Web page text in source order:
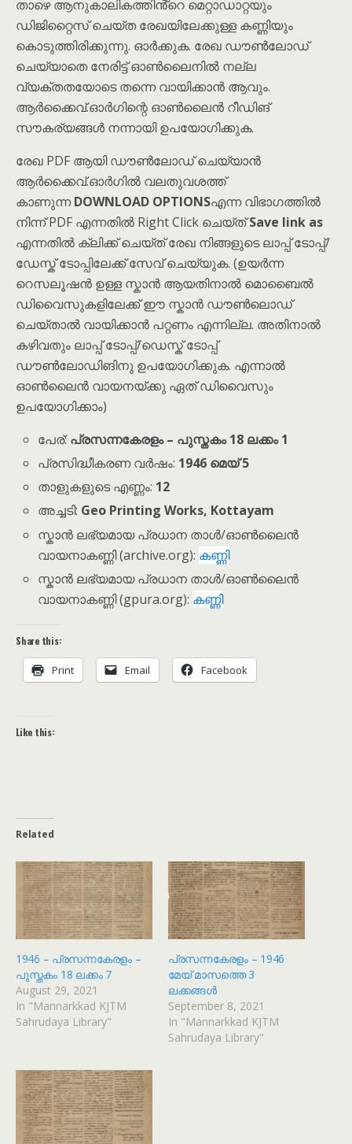
താഴെ ആനുകാലികത്തിൻ്റെ മെറ്റാഡാറ്റയും
ഡിജിറ്റൈസ് ചെയ്ത രേഖയിലേക്കുള്ള കണ്ണിയും
കൊടുത്തിരിക്കുന്നു. ഓർക്കുക. രേഖ ഡൗൺലോഡ്
ചെയ്യാതെ നേരിട്ട് ഓൺലൈനിൽ നല്ല
വ്യക്തതയോടെ തന്നെ വായിക്കാൻ ആവും.
ആർക്കൈവ്.ഓർഗിന്റെ ഓൺലൈൻ റീഡിങ്
സൗകര്യങ്ങൾ നന്നായി ഉപയോഗിക്കുക.
രേഖ PDF ആയി ഡൗൺലോഡ് ചെയ്യാൻ
ആർക്കൈവ്.ഓർഗിൽ വലതുവശത്ത്
കാണുന്നDOWNLOAD OPTIONSഎന്ന വിഭാഗത്തിൽ
നിന്ന് PDF എന്നതിൽ Right Click ചെയ്ത്Save link as
എന്നതിൽ ക്ലിക്ക് ചെയ്ത് രേഖ നിങ്ങളുടെ ലാപ്പ് ടോപ്പ്/
ഡേസ്ക് ടോപ്പിലേക്ക് സേവ് ചെയ്യുക. (ഉയർന്ന
റെസലൂഷൻ ഉള്ള സ്കാൻ ആയതിനാൽ മൊബൈൽ
ഡിവൈസുകളിലേക്ക് ഈ സ്കാൻ ഡൗൺലൊഡ്
ചെയ്താൽ വായിക്കാൻ പറ്റണം എന്നില്ല. അതിനാൽ
കഴിവതും ലാപ്പ് ടോപ്പ്/ഡെസ്ക് ടോപ്പ്
ഡൗൺലോഡിങിനു ഉപയോഗിക്കുക. എന്നാൽ
ഓൺലൈൻ വായനയ്ക്കു ഏത് ഡിവൈസും
ഉപയോഗിക്കാം)
പേര്:പ്രസന്നകേരളം – പുസ്തകം 18 ലക്കം 1
പ്രസിദ്ധീകരണ വർഷം: 1946 മെയ് 5
താളുകളുടെ എണ്ണം: 12
അച്ചടി: Geo Printing Works, Kottayam
സ്കാൻ ലഭ്യമായ പ്രധാന താൾ/ഓൺലൈൻ
വായനാകണ്ണി (archive.org): കണ്ണി
സ്കാൻ ലഭ്യമായ പ്രധാന താൾ/ഓൺലൈൻ
വായനാകണ്ണി (gpura.org): കണ്ണി
Share this:
Print Email Facebook
Like this:
Related
1946 – പ്രസന്നകേരളം –
പുസ്തകം 18 ലക്കം 7
August 29, 2021
In "Mannarkkad KJTM
Sahrudaya Library"
പ്രസന്നകേരളം – 1946
മേയ് മാസത്തെ 3
ലക്കങ്ങൾ
September 8, 2021
In "Mannarkkad KJTM
Sahrudaya Library"